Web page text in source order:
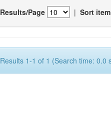
Results/Page | Sort
Results 1-1 of 1 (Search time: 0.0